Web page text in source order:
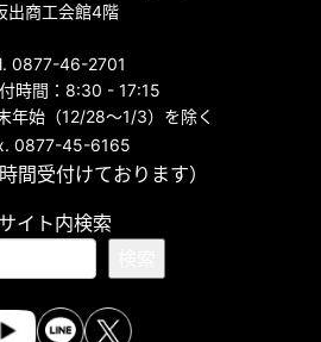
出商工会館4階
0877-46-2701
時間：8:30 - 17:15
年始（12/28～1/3）を除く
0877-45-6165
間受付けております）
サイト内検索